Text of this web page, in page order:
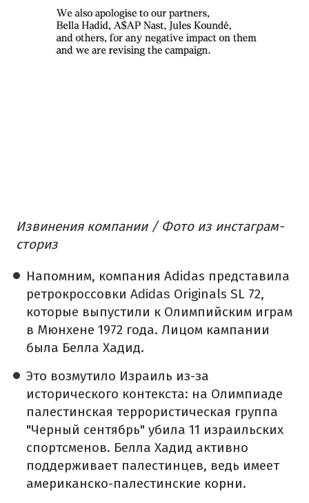
Извинения компании / Фото из инстаграм-
сториз
Напомним, компания Adidas представила
ретрокроссовки Аԁіԁаѕ Originals SL 72,
которые выпустили к Олимпийским играм
в Мюнхене 1972 года. Лицом кампании
была Белла Хадид.
Это возмутило Израиль из-за
исторического контекста: на Олимпиаде
палестинская террористическая группа
"Черный сентябрь" убила 11 израильских
спортсменов. Белла Хадид активно
поддерживает палестинцев, ведь имеет
американско-палестинские корни.